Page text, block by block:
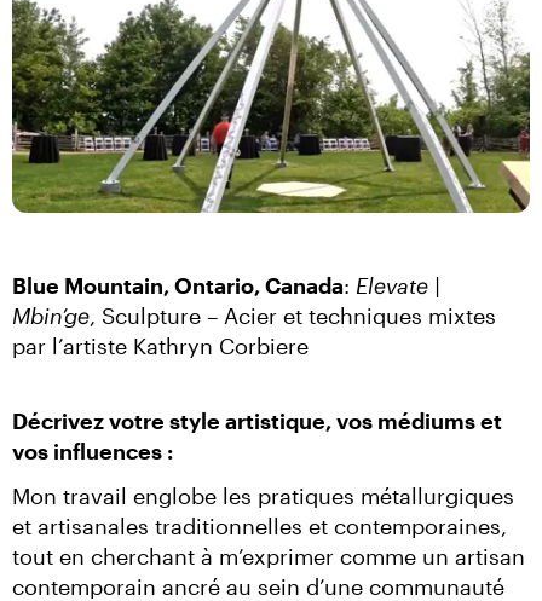
Blue Mountain, Ontario, Canada: Elevate |
Mbin’ge, Sculpture – Acier et techniques mixtes
par l’artiste Kathryn Corbiere
Décrivez votre style artistique, vos médiums et
vos influences :
Mon travail englobe les pratiques métallurgiques
et artisanales traditionnelles et contemporaines,
tout en cherchant à m’exprimer comme un artisan
contemporain ancré au sein d’une communauté